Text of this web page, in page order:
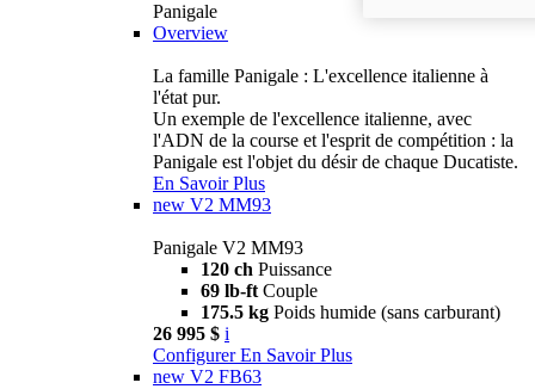
Panigale
Overview
La famille Panigale : L'excellence italienne à
l'état pur.
Un exemple de l'excellence italienne, avec
l'ADN de la course et l'esprit de compétition : la
Panigale est l'objet du désir de chaque Ducatiste.
En Savoir Plus
new V2 MM93
Panigale V2 MM93
120 ch Puissance
69 lb-ft Couple
175.5 kg Poids humide (sans carburant)
26 995 $ i
Configurer En Savoir Plus
new V2 FB63